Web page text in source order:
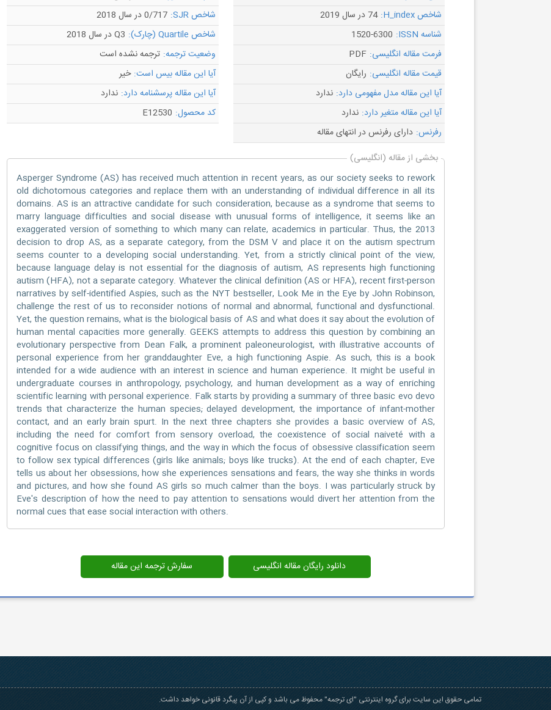
شاخص H_index:
74 در سال 2019 شاخص SJR:
0/717 در سال 2018
شناسه ISSN:
1520-6300 شاخص Quartile (چارک):
Q3 در سال 2018
فرمت مقاله انگلیسی: PDF وضعیت ترجمه: ترجمه نشده است
قیمت مقاله انگلیسی: رایگان آیا این مقاله بیس است: خیر
آیا این مقاله مدل مفهومی دارد: ندارد آیا این مقاله پرسشنامه دارد: ندارد
آیا این مقاله متغیر دارد: ندارد کد محصول: E12530
رفرنس: دارای رفرنس در انتهای مقاله
بخشی از مقاله (انگلیسی)
Asperger Syndrome (AS) has received much attention in recent years, as our society seeks to rework
old dichotomous categories and replace them with an understanding of individual difference in all its
domains. AS is an attractive candidate for such consideration, because as a syndrome that seems to
marry language difficulties and social disease with unusual forms of intelligence, it seems like an
exaggerated version of something to which many can relate, academics in particular. Thus, the 2013
decision to drop AS, as a separate category, from the DSM V and place it on the autism spectrum
seems counter to a developing social understanding. Yet, from a strictly clinical point of the view,
because language delay is not essential for the diagnosis of autism, AS represents high functioning
autism (HFA), not a separate category. Whatever the clinical definition (AS or HFA), recent first-person
narratives by self-identified Aspies, such as the NYT bestseller, Look Me in the Eye by John Robinson,
challenge the rest of us to reconsider notions of normal and abnormal, functional and dysfunctional.
Yet, the question remains, what is the biological basis of AS and what does it say about the evolution of
human mental capacities more generally. GEEKS attempts to address this question by combining an
evolutionary perspective from Dean Falk, a prominent paleoneurologist, with illustrative accounts of
personal experience from her granddaughter Eve, a high functioning Aspie. As such, this is a book
intended for a wide audience with an interest in science and human experience. It might be useful in
undergraduate courses in anthropology, psychology, and human development as a way of enriching
scientific learning with personal experience. Falk starts by providing a summary of three basic evo devo
trends that characterize the human species; delayed development, the importance of infant-mother
contact, and an early brain spurt. In the next three chapters she provides a basic overview of AS,
including the need for comfort from sensory overload, the coexistence of social naiveté with a
cognitive focus on classifying things, and the way in which the focus of obsessive classification seem
to follow sex typical differences (girls like animals; boys like trucks). At the end of each chapter, Eve
tells us about her obsessions, how she experiences sensations and fears, the way she thinks in words
and pictures, and how she found AS girls so much calmer than the boys. I was particularly struck by
Eve's description of how the need to pay attention to sensations would divert her attention from the
normal cues that ease social interaction with others.
دانلود رایگان مقاله انگلیسی سفارش ترجمه این مقاله
تمامی حقوق این سایت برای گروه اینترنتی "ای ترجمه" محفوظ می باشد و کپی از آن پیگرد قانونی خواهد داشت.